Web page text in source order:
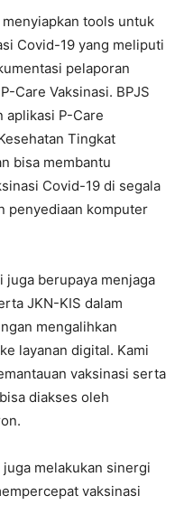
tools untuk
Covid-19 yang meliputi
pelaporan
Care Vaksinasi. BPJS
aplikasi P-Care
Tingkat
bisa membantu
Covid-19 di segala
penyediaan komputer
juga berupaya menjaga
JKN-KIS dalam
mengalihkan
layanan digital. Kami
vaksinasi serta
diakses oleh
melakukan sinergi
vaksinasi